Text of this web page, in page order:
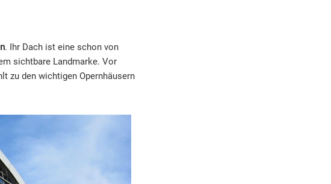
. Ihr Dach ist eine schon von
sichtbare Landmarke. Vor
zu den wichtigen Opernhäusern